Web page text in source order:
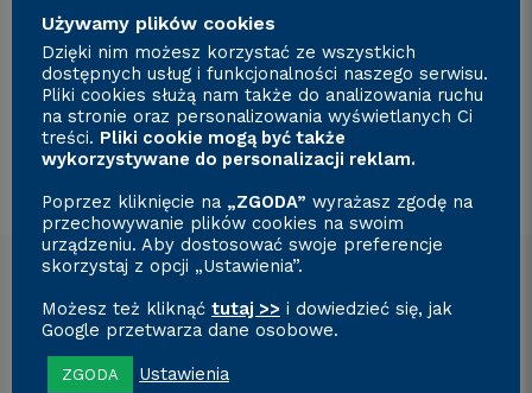
materiałów dowolną ilość razy o każdej porze!
Dodatkowym atutem tej metody jest bezpłatna
konsultacja z wykładowcą.
Sklep z multimediami
Używamy plików cookies
Dzięki nim możesz korzystać ze wszystkich
dostępnych usług i funkcjonalności naszego serwisu.
Pliki cookies służą nam także do analizowania ruchu
na stronie oraz personalizowania wyświetlanych Ci
treści. Pliki cookie mogą być także
wykorzystywane do personalizacji reklam.
Poprzez kliknięcie na „ZGODA” wyrażasz zgodę na
przechowywanie plików cookies na swoim
urządzeniu. Aby dostosować swoje preferencje
skorzystaj z opcji „Ustawienia”.
Możesz też kliknąć tutaj >> i dowiedzieć się, jak
Google przetwarza dane osobowe.
ZGODA Ustawienia